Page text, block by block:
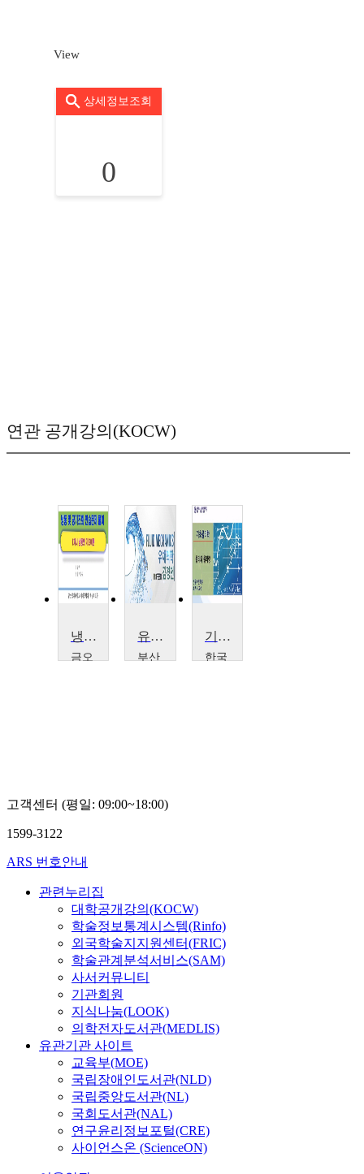
View
상세정보조회
0
연관 공개강의(KOCW)
냉동 및 공기조화 연습문제 풀이
금오
유체역학
부산
기초 물리학
한국
고객센터 (평일: 09:00~18:00)
1599-3122
ARS 번호안내
관련누리집
대학공개강의(KOCW)
학술정보통계시스템(Rinfo)
외국학술지지원센터(FRIC)
학술관계분석서비스(SAM)
사서커뮤니티
기관회원
지식나눔(LOOK)
의학전자도서관(MEDLIS)
유관기관 사이트
교육부(MOE)
국립장애인도서관(NLD)
국립중앙도서관(NL)
국회도서관(NAL)
연구윤리정보포털(CRE)
사이언스온 (ScienceON)